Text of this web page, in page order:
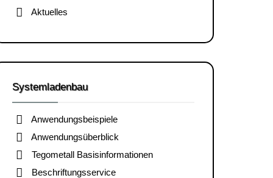
Aktuelles
Systemladenbau
Anwendungsbeispiele
Anwendungsüberblick
Tegometall Basisinformationen
Beschriftungsservice